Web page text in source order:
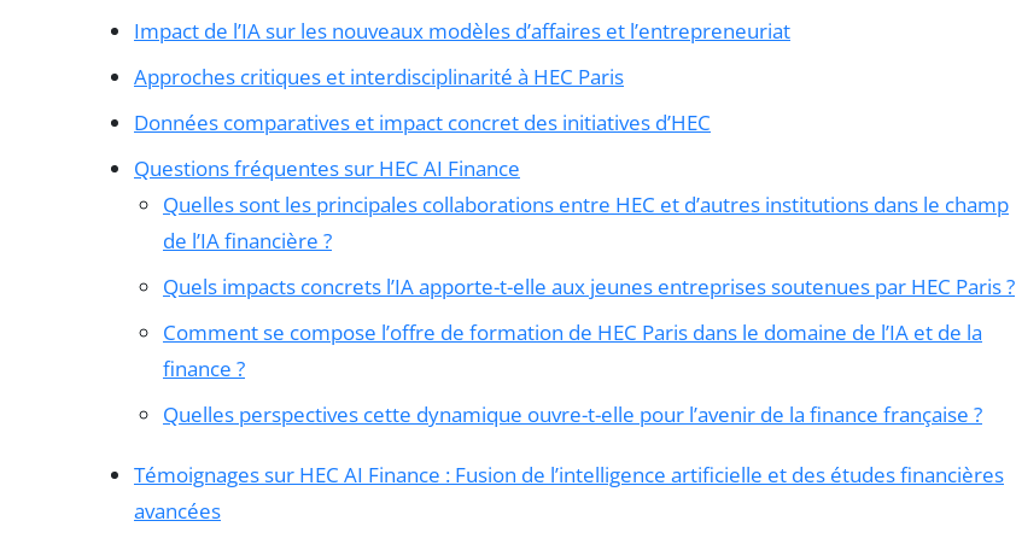
Impact de l’IA sur les nouveaux modèles d’affaires et l’entrepreneuriat
Approches critiques et interdisciplinarité à HEC Paris
Données comparatives et impact concret des initiatives d’HEC
Questions fréquentes sur HEC AI Finance
Quelles sont les principales collaborations entre HEC et d’autres institutions dans le champ
de l’IA financière ?
Quels impacts concrets l’IA apporte-t-elle aux jeunes entreprises soutenues par HEC Paris ?
Comment se compose l’offre de formation de HEC Paris dans le domaine de l’IA et de la
finance ?
Quelles perspectives cette dynamique ouvre-t-elle pour l’avenir de la finance française ?
Témoignages sur HEC AI Finance : Fusion de l’intelligence artificielle et des études financières
avancées